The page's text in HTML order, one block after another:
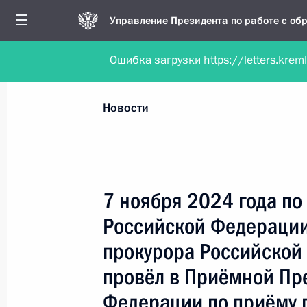
Управление Президента по работе с
Обратиться в форме электронного
Все новости
Новости личного приёма
Поручения, данные по результатам
приёма
Новости
7 ноября 2024 года
Российской
прокурора
провёл в Приёмной
Ошибка загрузки https://